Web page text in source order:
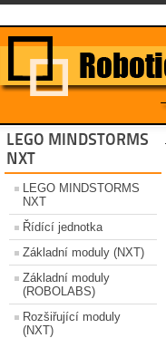
LEGO MINDSTORMS
NXT
LEGO MINDSTORMS
NXT
Řídící jednotka
Základní moduly (NXT)
Základní moduly
(ROBOLABS)
Rozšiřující moduly
(NXT)